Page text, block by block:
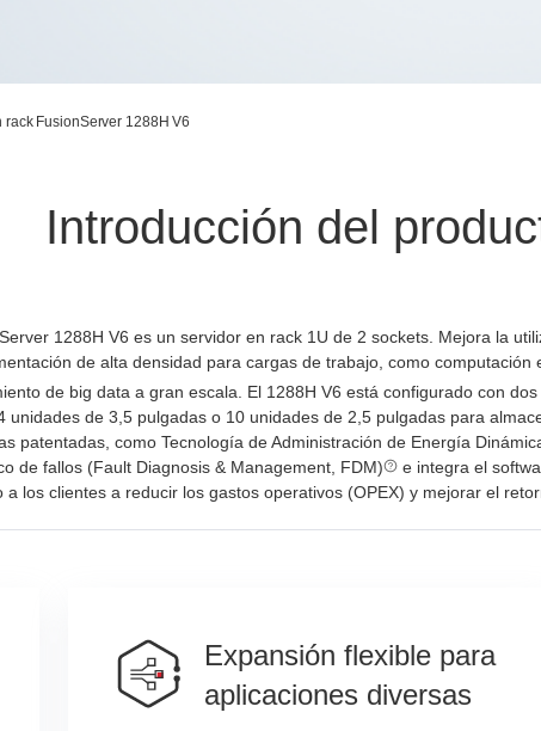
rack FusionServer 1288H V6
Introducción del
1288H V6 es un servidor en rack 1U de 2 sockets. Mejora la
de alta densidad para cargas de trabajo, como
de big data a gran escala. El 1288H V6 está configurado con
unidades de 3,5 pulgadas o 10 unidades de 2,5 pulgadas para
patentadas, como Tecnología de Administración de Energía
de fallos (Fault Diagnosis & Management, FDM)
e integra el
a los clientes a reducir los gastos operativos (OPEX) y mejorar el
Expansión flexible para
aplicaciones diversas